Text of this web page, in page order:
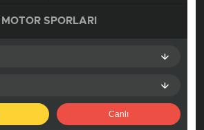
MOTOR SPORLARI
Canlı